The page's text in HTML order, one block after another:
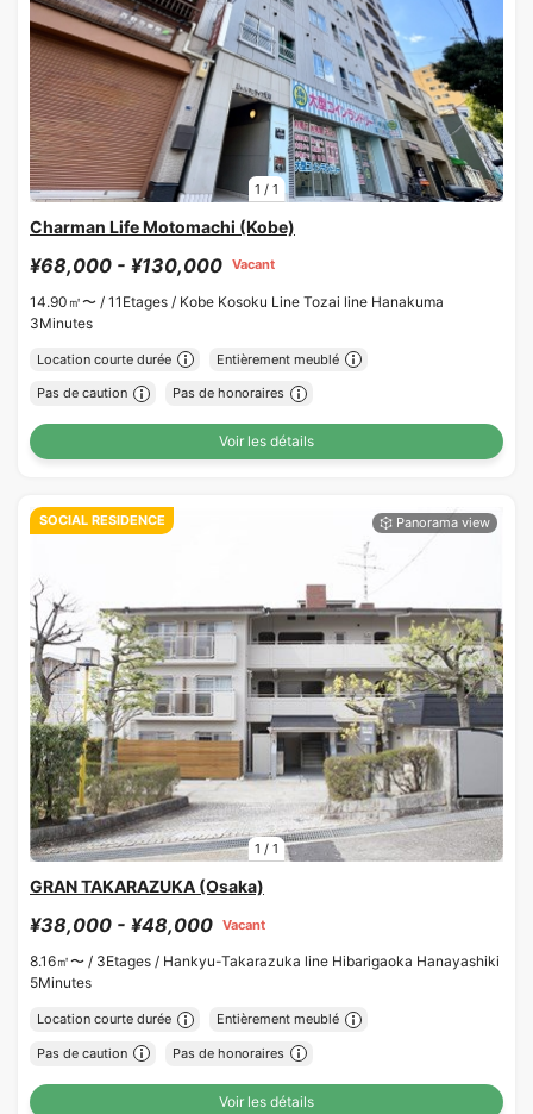
1 / 1
Charman Life Motomachi (Kobe)
¥68,000 - ¥130,000 Vacant
14.90㎡〜 / 11Etages / Kobe Kosoku Line Tozai line Hanakuma
3Minutes
Location courte durée Entièrement meublé
Pas de caution Pas de honoraires
Voir les détails
1 / 1
SOCIAL RESIDENCE
GRAN TAKARAZUKA (Osaka)
¥38,000 - ¥48,000 Vacant
8.16㎡〜 / 3Etages / Hankyu-Takarazuka line Hibarigaoka Hanayashiki
5Minutes
Location courte durée Entièrement meublé
Pas de caution Pas de honoraires
Voir les détails